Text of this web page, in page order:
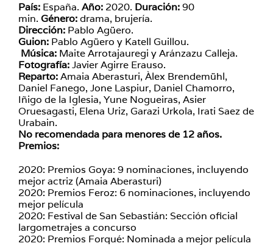
País: España. Año: 2020. Duración:90
min. Género:drama, brujería.
Dirección: Pablo Agüero.
Guion: Pablo Agüero y Katell Guillou.
Música: Maite Arrotajauregi y Aránzazu Calleja.
Fotografía:Javier Agirre Erauso.
Reparto:Amaia Aberasturi, Àlex Brendemühl,
Daniel Fanego, Jone Laspiur, Daniel Chamorro,
Iñigo de la Iglesia, Yune Nogueiras, Asier
Oruesagasti, Elena Uriz, Garazi Urkola, Irati Saez de
Urabain.
No recomendada para menores de 12 años.
Premios:
2020: Premios Goya: 9 nominaciones, incluyendo
mejor actriz (Amaia Aberasturi)
2020: Premios Feroz: 6 nominaciones, incluyendo
mejor película
2020: Festival de San Sebastián: Sección oficial
largometrajes a concurso
2020: Premios Forqué: Nominada a mejor película